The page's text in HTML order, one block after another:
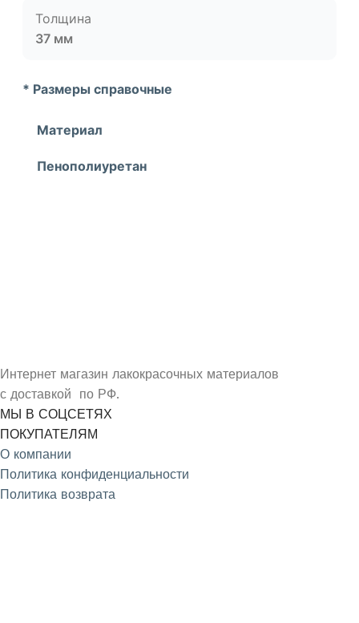
Толщина
37 мм
* Размеры справочные
Материал
Пенополиуретан
Интернет магазин лакокрасочных материалов
с доставкой по РФ.
МЫ В СОЦСЕТЯХ
ПОКУПАТЕЛЯМ
О компании
Политика конфиденциальности
Политика возврата